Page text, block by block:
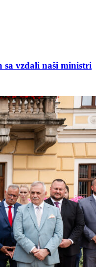
sa vzdali naši ministri